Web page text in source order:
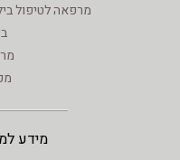
מרפאה לטיפול
מידע